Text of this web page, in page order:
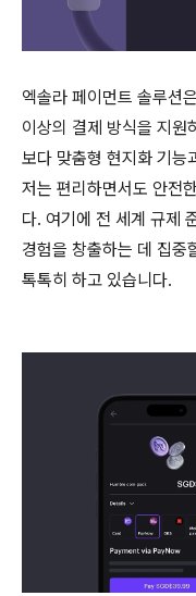
엑솔라 페이먼트 솔루션
이상의 결제 방식을 지원
보다 맞춤형 현지화 기능
저는 편리하면서도 안전
다. 여기에 전 세계 규제
경험을 창출하는 데 집중
톡톡히 하고 있습니다.